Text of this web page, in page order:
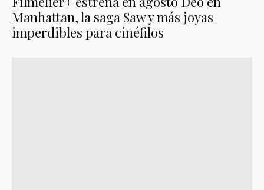
Manhattan, la saga Saw y más joyas
imperdibles para cinéfilos